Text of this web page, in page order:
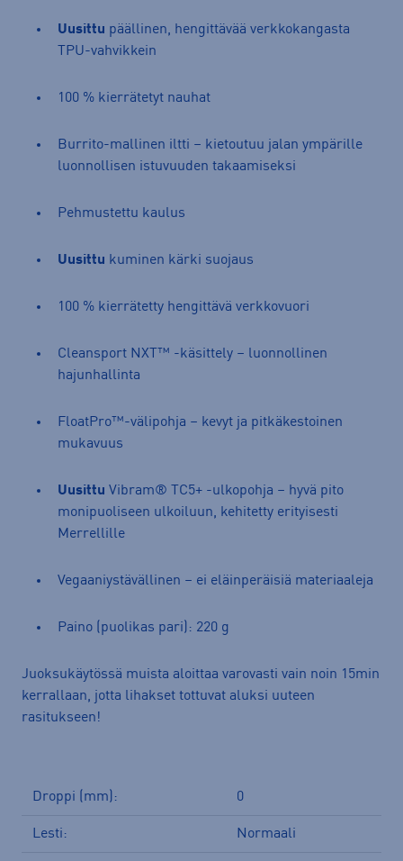
Uusittu päällinen, hengittävää verkkokangasta
TPU-vahvikkein
100 % kierrätetyt nauhat
Burrito-mallinen iltti – kietoutuu jalan ympärille
luonnollisen istuvuuden takaamiseksi
Pehmustettu kaulus
Uusittu kuminen kärki suojaus
100 % kierrätetty hengittävä verkkovuori
Cleansport NXT™ -käsittely – luonnollinen
hajunhallinta
FloatPro™-välipohja – kevyt ja pitkäkestoinen
mukavuus
Uusittu Vibram® TC5+ -ulkopohja – hyvä pito
monipuoliseen ulkoiluun, kehitetty erityisesti
Merrellille
Vegaaniystävällinen – ei eläinperäisiä materiaaleja
Paino (puolikas pari): 220 g
Juoksukäytössä muista aloittaa varovasti vain noin 15min
kerrallaan, jotta lihakset tottuvat aluksi uuteen
rasitukseen!
Droppi (mm): 0
Lesti: Normaali